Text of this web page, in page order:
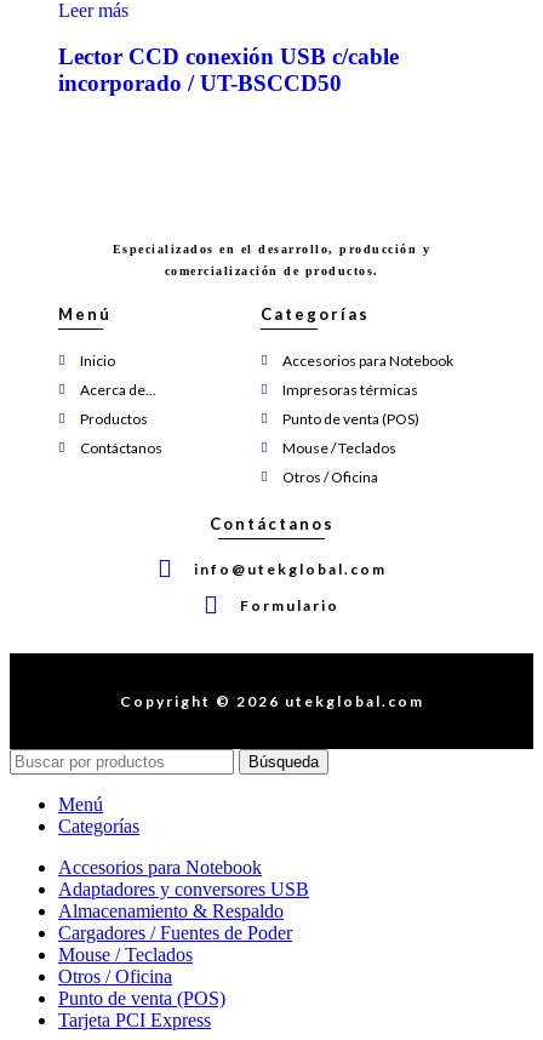
Leer más
Lector CCD conexión USB c/cable
incorporado / UT-BSCCD50
Especializados en el desarrollo, producción y
comercialización de productos.
Menú
Inicio
Acerca de...
Productos
Contáctanos
Categorías
Accesorios para Notebook
Impresoras térmicas
Punto de venta (POS)
Mouse / Teclados
Otros / Oficina
Contáctanos
info@utekglobal.com
Formulario
Copyright © 2026 utekglobal.com
Búsqueda
Menú
Categorías
Accesorios para Notebook
Adaptadores y conversores USB
Almacenamiento & Respaldo
Cargadores / Fuentes de Poder
Mouse / Teclados
Otros / Oficina
Punto de venta (POS)
Tarjeta PCI Express